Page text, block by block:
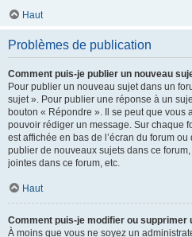
Haut
Problèmes de publication
Comment puis-je publier un nouveau
Pour publier un nouveau sujet dans un
sujet ». Pour publier une réponse à un
bouton « Répondre ». Il se peut que vous
pouvoir rédiger un message. Sur chaque
est affichée en bas de l’écran du forum
publier de nouveaux sujets dans ce
jointes dans ce forum, etc.
Haut
Comment puis-je modifier ou supprimer
À moins que vous ne soyez un